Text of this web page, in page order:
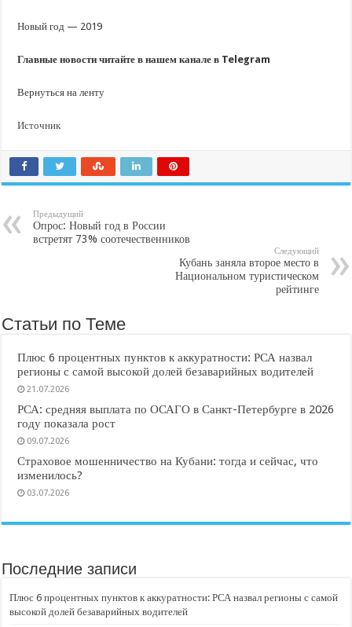
Новый год — 2019
Главные новости читайте в нашем канале в Telegram
Вернуться на ленту
Источник
Предыдущий
Опрос: Новый год в России
встретят 73% соотечественников
Следующий
Кубань заняла второе место в
Национальном туристическом
рейтинге
Статьи по Теме
Плюс 6 процентных пунктов к аккуратности: РСА назвал
регионы с самой высокой долей безаварийных водителей
21.07.2026
РСА: средняя выплата по ОСАГО в Санкт-Петербурге в 2026
году показала рост
09.07.2026
Страховое мошенничество на Кубани: тогда и сейчас, что
изменилось?
03.07.2026
Последние записи
Плюс 6 процентных пунктов к аккуратности: РСА назвал регионы с самой
высокой долей безаварийных водителей